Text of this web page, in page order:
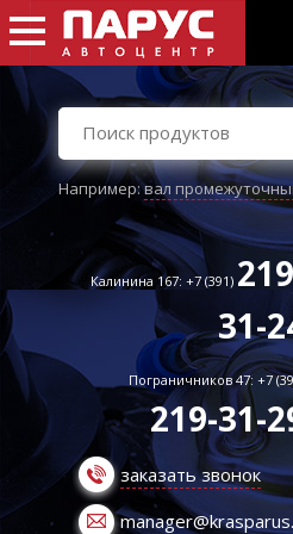
Например:вал
Калинина 167: +7 (391)
31-
Пограничников 47: +7
219-31-
заказать звонок